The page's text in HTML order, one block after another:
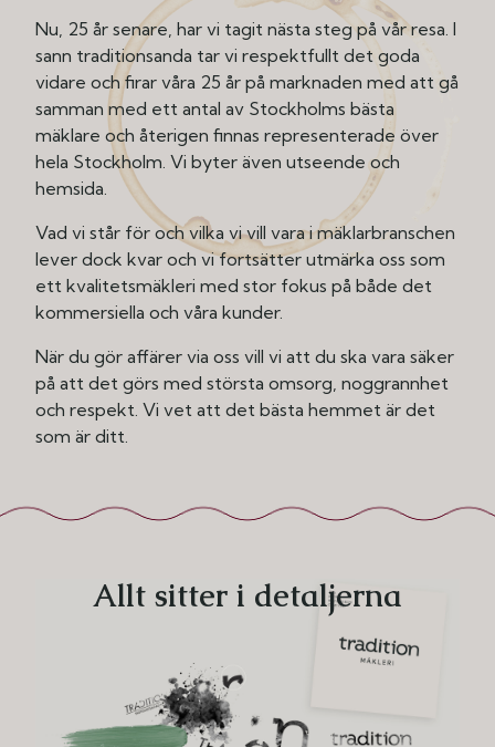
Nu, 25 år senare, har vi tagit nästa steg på vår resa. I
sann traditionsanda tar vi respektfullt det goda
vidare och firar våra 25 år på marknaden med att gå
samman med ett antal av Stockholms bästa
mäklare och återigen finnas representerade över
hela Stockholm. Vi byter även utseende och
hemsida.
Vad vi står för och vilka vi vill vara i mäklarbranschen
lever dock kvar och vi fortsätter utmärka oss som
ett kvalitetsmäkleri med stor fokus på både det
kommersiella och våra kunder.
När du gör affärer via oss vill vi att du ska vara säker
på att det görs med största omsorg, noggrannhet
och respekt. Vi vet att det bästa hemmet är det
som är ditt.
Allt sitter i detaljerna